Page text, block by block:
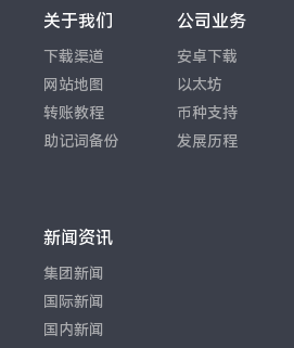
关于我们
下载渠道
网站地图
转账教程
助记词备份
公司业务
安卓下载
以太坊
币种支持
发展历程
新闻资讯
集团新闻
国际新闻
国内新闻